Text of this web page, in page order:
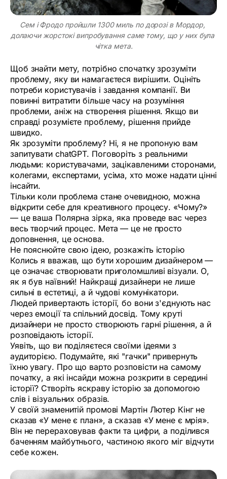
Сем і Фродо пройшли 1300 миль по дорозі в Мордор,
долаючи жорстокі випробування саме тому, що у них була
чітка мета.
Щоб знайти мету, потрібно спочатку зрозуміти
проблему, яку ви намагаєтеся вирішити. Оцініть
потреби користувачів і завдання компанії. Ви
повинні витратити більше часу на розуміння
проблеми, аніж на створення рішення. Якщо ви
справді розумієте проблему, рішення прийде
швидко.
Як зрозуміти проблему? Ні, я не пропоную вам
запитувати chatGPT. Поговоріть з реальними
людьми: користувачами, зацікавленими сторонами,
колегами, експертами, усіма, хто може надати цінні
інсайти.
Тільки коли проблема стане очевидною, можна
відкрити себе для креативного процесу. «Чому?»
— це ваша Полярна зірка, яка проведе вас через
весь творчий процес. Мета — це не просто
доповнення, це основа.
Не пояснюйте свою ідею, розкажіть історію
Колись я вважав, що бути хорошим дизайнером —
це означає створювати приголомшливі візуали. О,
як я був наївний! Найкращі дизайнери не лише
сильні в естетиці, а й чудові комунікатори.
Людей привертають історії, бо вони з'єднують нас
через емоції та спільний досвід. Тому круті
дизайнери не просто створюють гарні рішення, а й
розповідають історії.
Уявіть, що ви поділяєтеся своїми ідеями з
аудиторією. Подумайте, які "гачки" привернуть
їхню увагу. Про що варто розповісти на самому
початку, а які інсайди можна розкрити в середині
історії? Створіть яскраву історію за допомогою
слів і візуальних образів.
У своїй знаменитій промові Мартін Лютер Кінг не
сказав «У мене є план», а сказав «У мене є мрія».
Він не перераховував факти та цифри, а поділився
баченням майбутнього, частиною якого міг відчути
себе кожен.